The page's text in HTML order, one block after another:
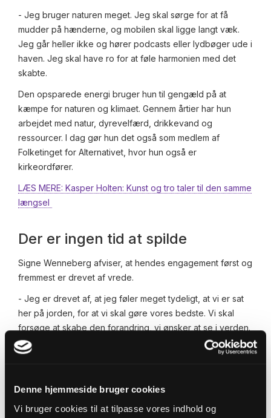
Denne hjemmeside bruger cookies
Vi bruger cookies til at tilpasse vores indhold og
- Jeg bruger naturen meget. Jeg skal sørge for at få
mudder på hænderne, og mobilen skal ligge langt væk.
Jeg går heller ikke og hører podcasts eller lydbøger ude i
haven. Jeg skal have ro for at føle harmonien med det
skabte.
Den opsparede energi bruger hun til gengæld på at
kæmpe for naturen og klimaet. Gennem årtier har hun
arbejdet med natur, dyrevelfærd, drikkevand og
ressourcer. I dag gør hun det også som medlem af
Folketinget for Alternativet, hvor hun også er
kirkeordfører.
LÆS MERE: Kasper Holten: Kunst og tro taler til den samme
længsel
Der er ingen tid at spilde
Signe Wenneberg afviser, at hendes engagement først og
fremmest er drevet af vrede.
- Jeg er drevet af, at jeg føler meget tydeligt, at vi er sat
her på jorden, for at vi skal gøre vores bedste. Vi skal
forsøge at skabe den forandring, vi ønsker at se i verden.
Signe Wennebergs mormor, som hun var meget tæt med,
var hun involveret i en alvorlig trafikulykke, hvor hun var
lige ved at dø.